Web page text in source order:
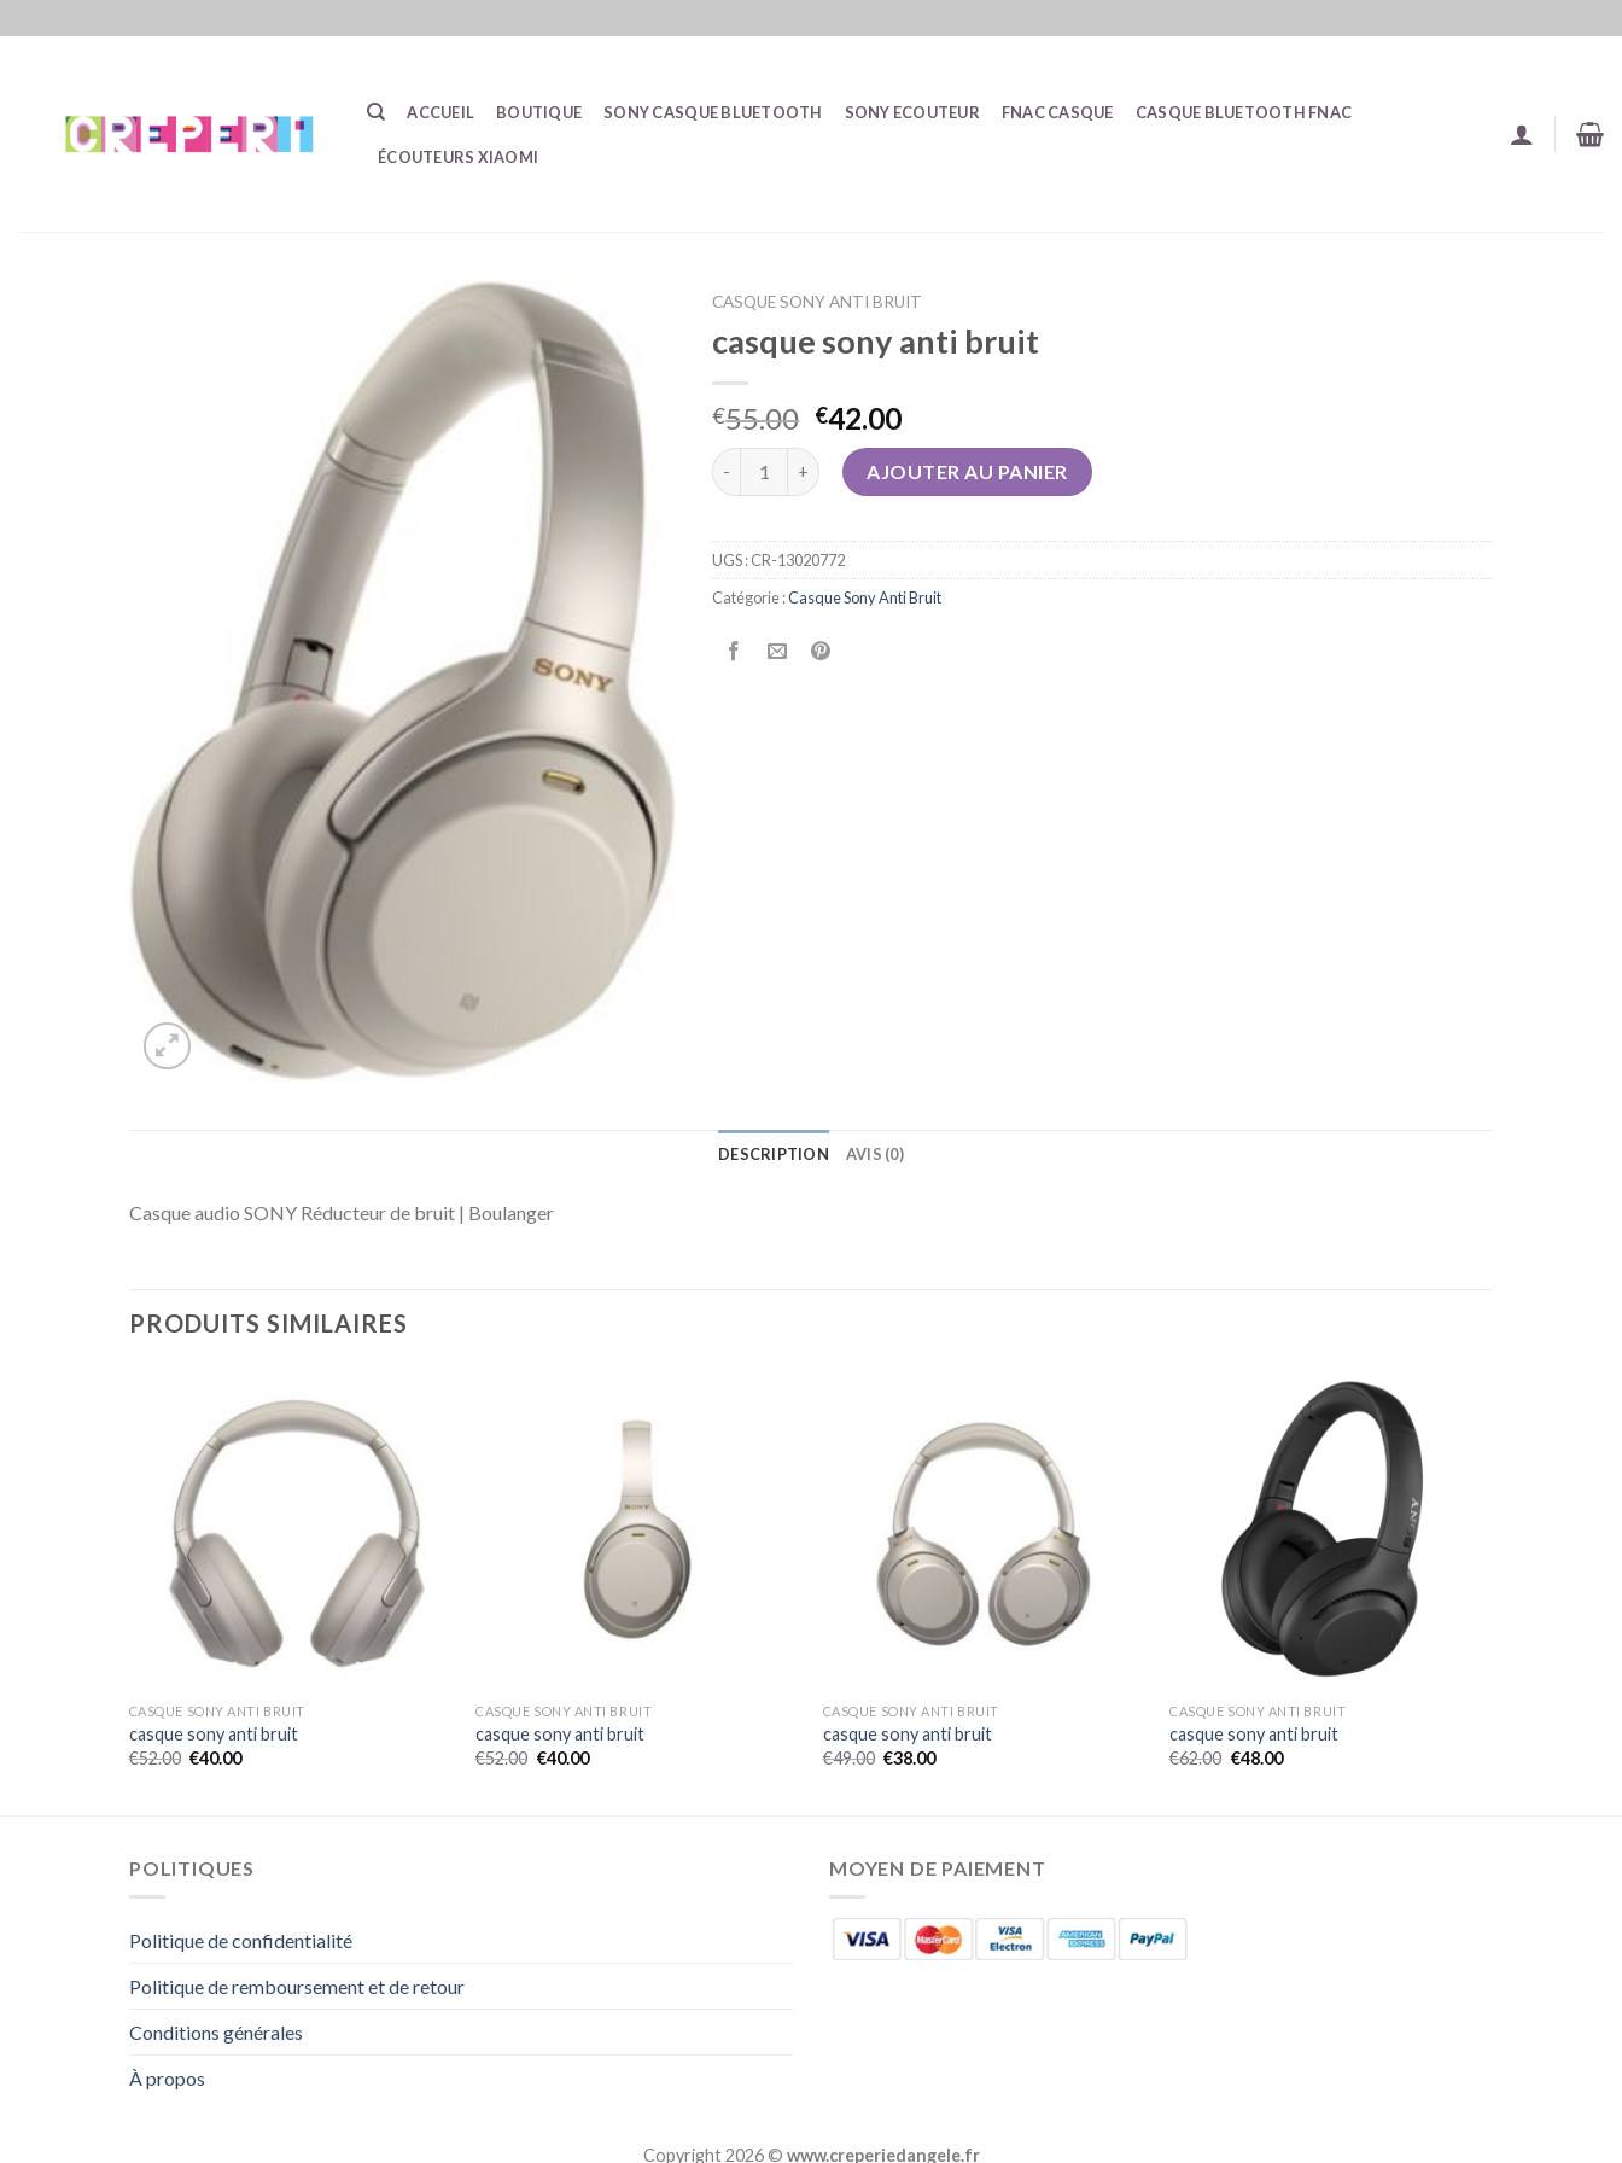
ACCUEIL BOUTIQUE SONY CASQUE BLUETOOTH SONY ECOUTEUR FNAC CASQUE CASQUE BLUETOOTH FNAC
ÉCOUTEURS XIAOMI
CASQUE SONY ANTI BRUIT
casque sony anti bruit
€55.00 €42.00
quantité de casque sony anti bruit
AJOUTER AU PANIER
UGS :CR-13020772
Catégorie :Casque Sony Anti Bruit
DESCRIPTION AVIS (0)
Casque audio SONY Réducteur de bruit | Boulanger
PRODUITS SIMILAIRES
CASQUE SONY ANTI BRUIT
casque sony anti bruit
€52.00 €40.00
CASQUE SONY ANTI BRUIT
casque sony anti bruit
€52.00 €40.00
CASQUE SONY ANTI BRUIT
casque sony anti bruit
€49.00 €38.00
CASQUE SONY ANTI BRUIT
casque sony anti bruit
€62.00 €48.00
POLITIQUES
Politique de confidentialité
Politique de remboursement et de retour
Conditions générales
À propos
MOYEN DE PAIEMENT
Copyright 2026 © www.creperiedangele.fr